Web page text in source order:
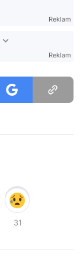
Reklam
Reklam
31